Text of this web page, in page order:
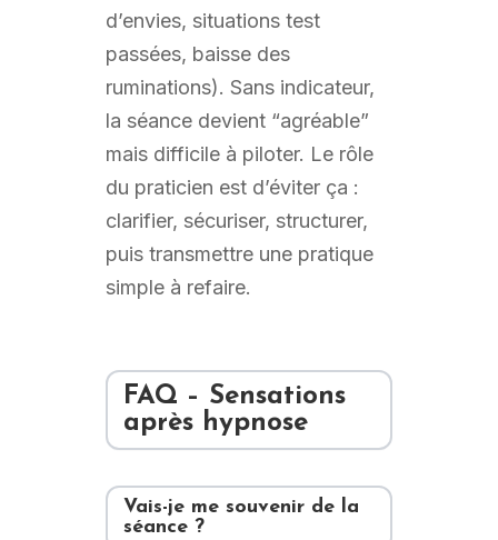
d’envies, situations test
passées, baisse des
ruminations). Sans indicateur,
la séance devient “agréable”
mais difficile à piloter. Le rôle
du praticien est d’éviter ça :
clarifier, sécuriser, structurer,
puis transmettre une pratique
simple à refaire.
FAQ – Sensations
après hypnose
Vais-je me souvenir de la
séance ?